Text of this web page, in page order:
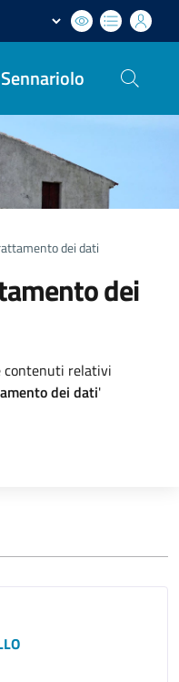
dei dati
dei
contenuti relativi
dei dati'